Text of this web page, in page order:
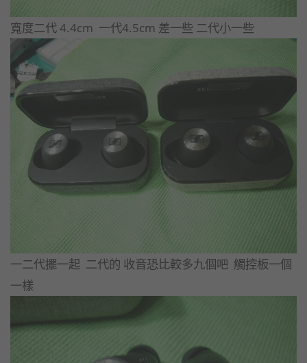
​寬度二代 4.4cm 一代4.5cm 差一些 二代小一些
一二代擺一起 二代的 收音恐比較多九個吧 觸控板一個
一樣